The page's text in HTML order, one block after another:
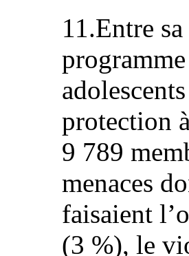
11.Entre
protection
9 789
menaces
faisaient
(3 %), le